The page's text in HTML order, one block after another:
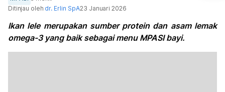
Ditinjau oleh dr. Erlin SpA23 Januari 2026
Ikan lele merupakan sumber protein dan asam lemak
omega-3 yang baik sebagai menu MPASI bayi.